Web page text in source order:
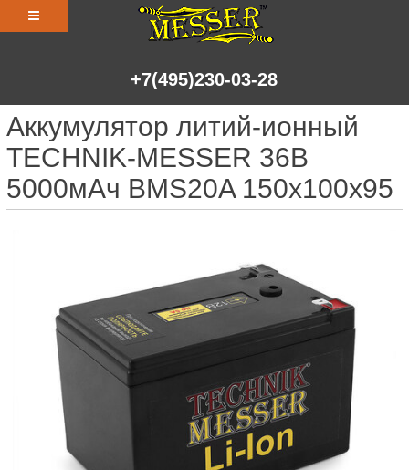
+7(495)230-03-28
Аккумулятор литий-ионный
TECHNIK-MESSER 36В
5000мАч BMS20A 150x100x95